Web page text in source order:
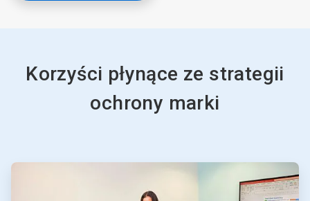
Korzyści płynące ze strategii
ochrony marki
ArticleTile